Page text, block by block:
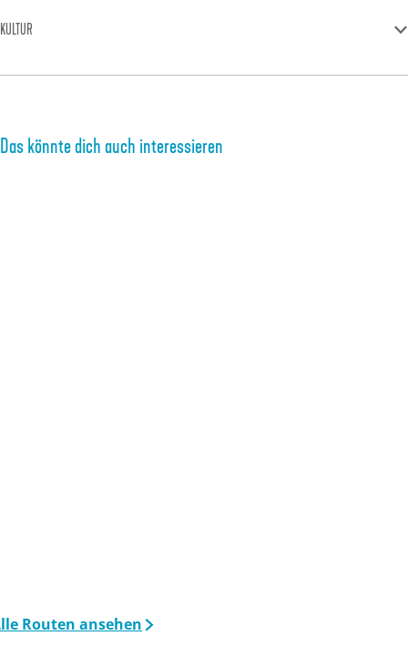
KULTUR
Das könnte dich auch interessieren
Routen ansehen